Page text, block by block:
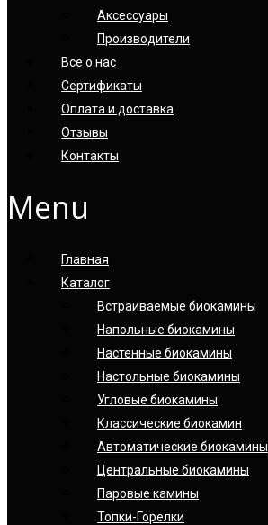
Аксессуары
Производители
Все о нас
Сертификаты
Оплата и доставка
Отзывы
Контакты
Menu
Главная
Каталог
Встраиваемые биокамины
Напольные биокамины
Настенные биокамины
Настoльные биокамины
Угловые биокамины
Классические биокамин
Автоматические биокамины
Центральные биокамины
Паровые камины
Топки-Горелки